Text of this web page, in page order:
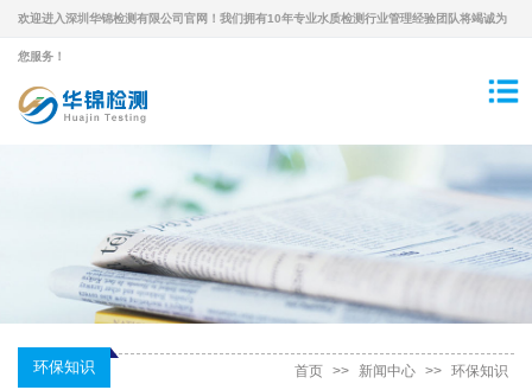
欢迎进入深圳华锦检测有限公司官网！我们拥有10年专业水质检测行业管理经验团队将竭诚为
您服务！
环保知识 首页 >> 新闻中心 >> 环保知识